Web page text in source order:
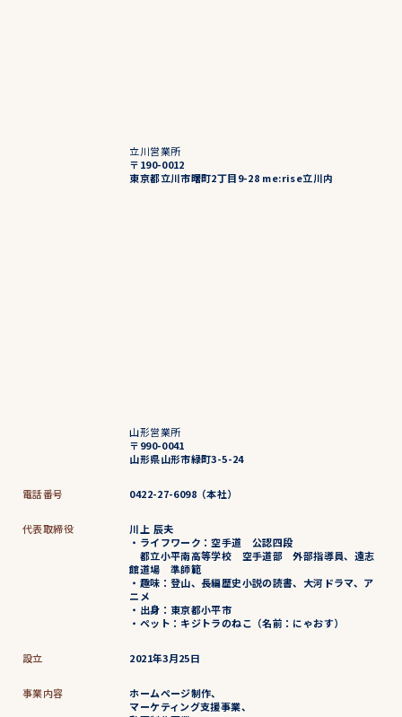
立川営業所
〒190-0012
東京都立川市曙町2丁目9-28 me:rise立川内
山形営業所
〒990-0041
山形県山形市緑町3-5-24
電話番号 0422-27-6098（本社）
代表取締役
川上 辰夫
・ライフワーク：空手道 公認四段
都立小平南高等学校 空手道部 外部指導員、遠志
館道場 準師範
・趣味：登山、長編歴史小説の読書、大河ドラマ、ア
ニメ
・出身：東京都小平市
・ペット：キジトラのねこ（名前：にゃおす）
設立 2021年3月25日
事業内容
ホームページ制作、
マーケティング支援事業、